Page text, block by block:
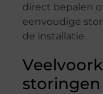
direct bepalen
eenvoudige
de installatie.